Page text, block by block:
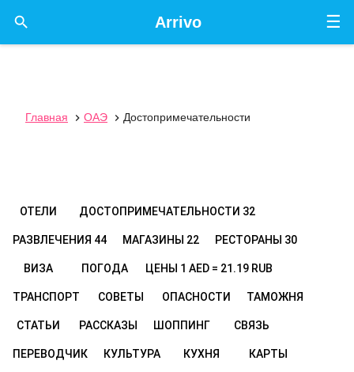
☰
Arrivo

Главная  ОАЭ  Достопримечательности
ОТЕЛИ ДОСТОПРИМЕЧАТЕЛЬНОСТИ 32
РАЗВЛЕЧЕНИЯ 44 МАГАЗИНЫ 22 РЕСТОРАНЫ 30
ВИЗА ПОГОДА ЦЕНЫ 1 AED = 21.19 RUB
ТРАНСПОРТ СОВЕТЫ ОПАСНОСТИ ТАМОЖНЯ
СТАТЬИ РАССКАЗЫ ШОППИНГ СВЯЗЬ
ПЕРЕВОДЧИК КУЛЬТУРА КУХНЯ КАРТЫ